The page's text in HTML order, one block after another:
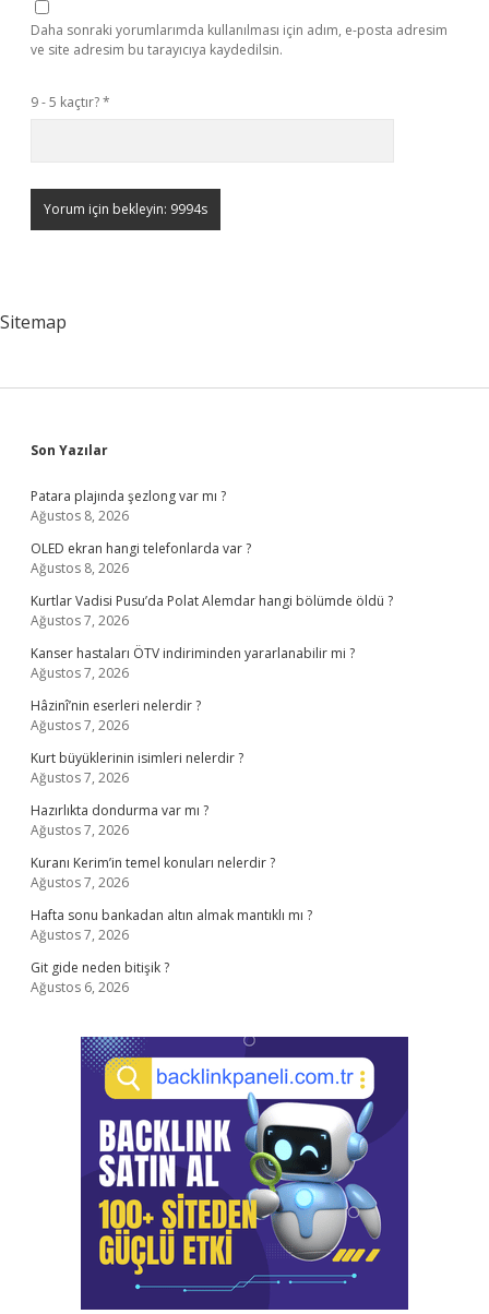
Daha sonraki yorumlarımda kullanılması için adım, e-posta adresim
ve site adresim bu tarayıcıya kaydedilsin.
9 - 5 kaçtır?*
Sitemap
Sidebar
Son Yazılar
Patara plajında şezlong var mı ?
Ağustos 8, 2026
OLED ekran hangi telefonlarda var ?
Ağustos 8, 2026
Kurtlar Vadisi Pusu’da Polat Alemdar hangi bölümde öldü ?
Ağustos 7, 2026
Kanser hastaları ÖTV indiriminden yararlanabilir mi ?
Ağustos 7, 2026
Hâzinî’nin eserleri nelerdir ?
Ağustos 7, 2026
Kurt büyüklerinin isimleri nelerdir ?
Ağustos 7, 2026
Hazırlıkta dondurma var mı ?
Ağustos 7, 2026
Kuranı Kerim’in temel konuları nelerdir ?
Ağustos 7, 2026
Hafta sonu bankadan altın almak mantıklı mı ?
Ağustos 7, 2026
Git gide neden bitişik ?
Ağustos 6, 2026